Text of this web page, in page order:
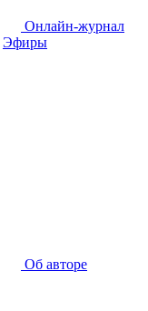
Онлайн-журнал
Эфиры
Об авторе